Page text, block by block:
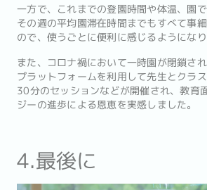
一方で、これまでの登園時間や体温、園
その週の平均園滞在時間までもすべて事
ので、使うごとに便利に感じるようになり
また、コロナ禍において一時園が閉鎖さ
プラットフォームを利用して先生とクラ
30分のセッションなどが開催され、教育
ジーの進歩による恩恵を実感しました。
4.最後に